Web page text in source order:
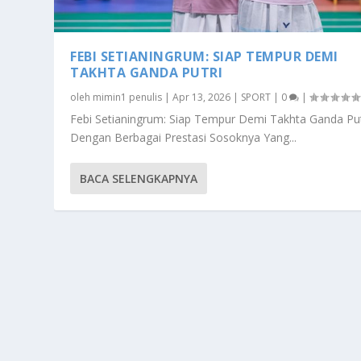
FEBI SETIANINGRUM: SIAP TEMPUR DEMI
TAKHTA GANDA PUTRI
oleh mimin1 penulis |Apr 13, 2026 | SPORT | 0 |
Febi Setianingrum: Siap Tempur Demi Takhta Ganda
Dengan Berbagai Prestasi Sosoknya Yang...
BACA SELENGKAPNYA